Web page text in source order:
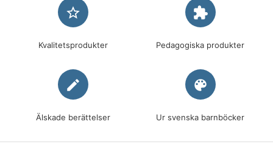
star_border
Kvalitetsprodukter
extension
Pedagogiska produkter
edit
Älskade berättelser
palette
Ur svenska barnböcker